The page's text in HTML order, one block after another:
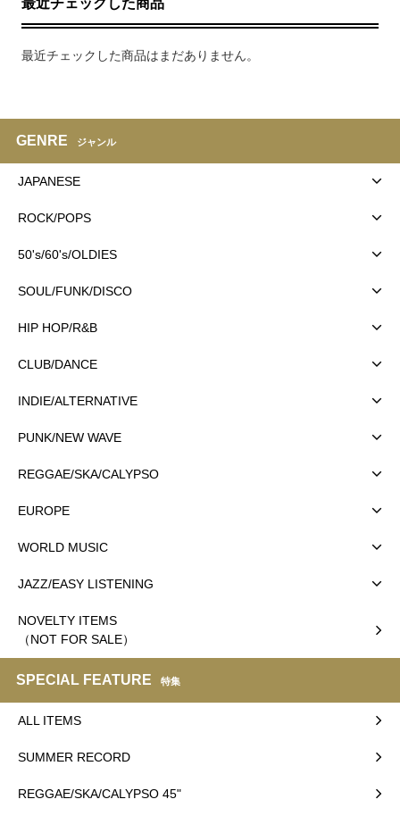
最近チェックした商品はまだありません。
GENRE ジャンル
JAPANESE
ROCK/POPS
50's/60's/OLDIES
SOUL/FUNK/DISCO
HIP HOP/R&B
CLUB/DANCE
INDIE/ALTERNATIVE
PUNK/NEW WAVE
REGGAE/SKA/CALYPSO
EUROPE
WORLD MUSIC
JAZZ/EASY LISTENING
NOVELTY ITEMS
（NOT FOR SALE）
SPECIAL FEATURE 特集
ALL ITEMS
SUMMER RECORD
REGGAE/SKA/CALYPSO 45"